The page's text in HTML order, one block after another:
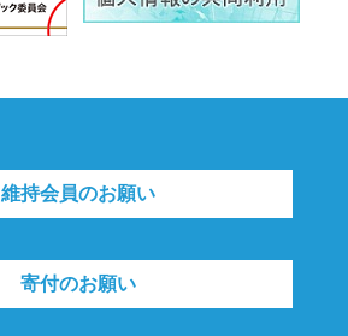
維持会員のお願い
寄付のお願い